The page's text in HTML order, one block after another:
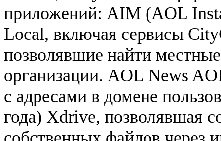
приложений: AIM (AOL
Local, включая сервисы
позволявшие найти
организации. AOL News
с адресами в домене
года) Xdrive, позволявшая